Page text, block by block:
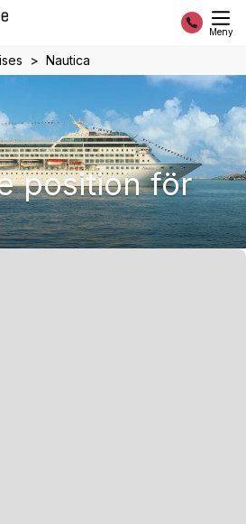
Meny
Nautica
position för